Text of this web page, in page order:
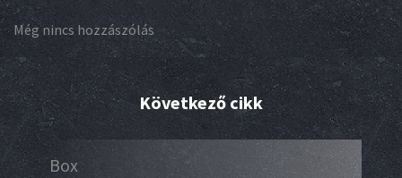
Még nincs hozzászólás
Következő cikk
Box Box